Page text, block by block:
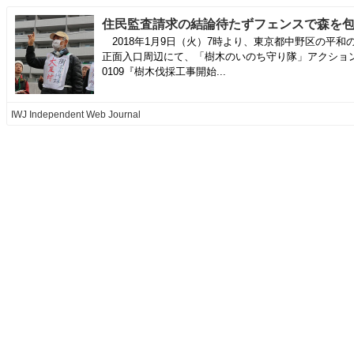
2018年1月9日（火）7時より、東京都中野区の平和
正面入口周辺にて、「樹木のいのち守り隊」アクショ
0109『樹木伐採工事開始...
IWJ Independent Web Journal